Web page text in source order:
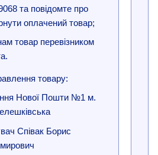
та повідомте про
оплачений товар;
товар перевізником
товару:
Нової Пошти №1 м.
Співак Борис